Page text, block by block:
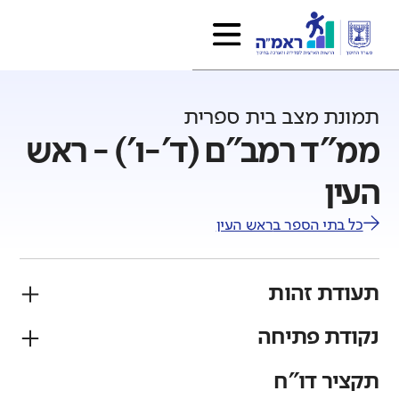
תמונת מצב בית ספרית
ממ"ד רמב"ם (ד'-ו') - ראש
העין
כל בתי הספר בראש העין
תעודת זהות
פיקוח
נקודת פתיחה
תקציר דו"ח